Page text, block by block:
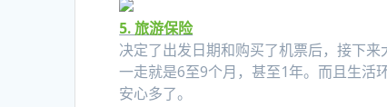
5. 旅游保险
决定了出发日期和购买了机票后，接下来
一走就是6至9个月，甚至1年。而且生活
安心多了。